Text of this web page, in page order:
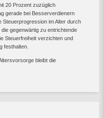
20 Prozent zuzüglich
gerade bei Besserverdienern
Steuerprogression im Alter durch
gegenwärtig zu entrichtende
Steuerfreiheit verzichten und
festhalten.
bleibt die